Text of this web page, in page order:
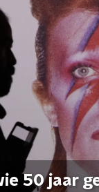
50 jaar